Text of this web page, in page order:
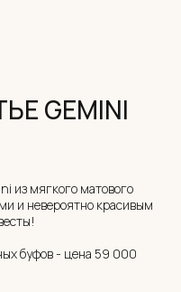
GEMINI
из мягкого матового
и невероятно красивым
буфов - цена 59 000